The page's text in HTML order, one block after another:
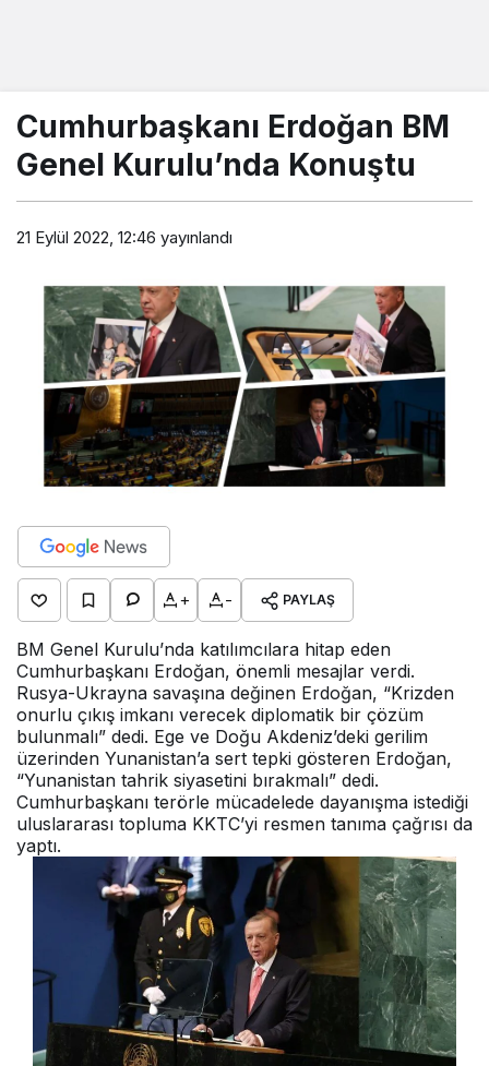
Cumhurbaşkanı Erdoğan BM
Genel Kurulu’nda Konuştu
21 Eylül 2022, 12:46 yayınlandı
+ - PAYLAŞ
BM Genel Kurulu’nda katılımcılara hitap eden
Cumhurbaşkanı Erdoğan, önemli mesajlar verdi.
Rusya-Ukrayna savaşına değinen Erdoğan, “Krizden
onurlu çıkış imkanı verecek diplomatik bir çözüm
bulunmalı” dedi. Ege ve Doğu Akdeniz’deki gerilim
üzerinden Yunanistan’a sert tepki gösteren Erdoğan,
“Yunanistan tahrik siyasetini bırakmalı” dedi.
Cumhurbaşkanı terörle mücadelede dayanışma istediği
uluslararası topluma KKTC’yi resmen tanıma çağrısı da
yaptı.